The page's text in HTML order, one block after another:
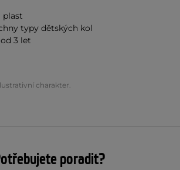
plast
typy dětských kol
3 let
charakter.
poradit?